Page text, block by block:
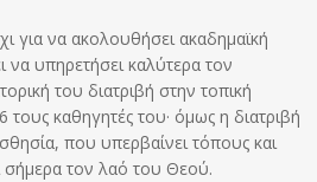
για να ακολουθήσει ακαδημαϊκή
να υπηρετήσει καλύτερα τον
του διατριβή στην τοπική
τους καθηγητές του· όμως η διατριβή
που υπερβαίνει τόπους και
σήμερα τον λαό του Θεού.